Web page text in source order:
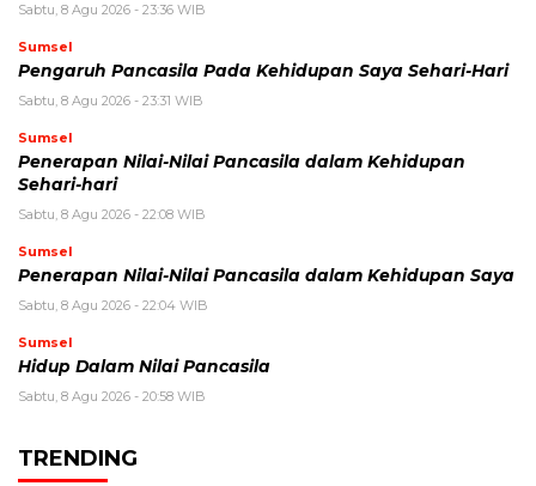
Sabtu, 8 Agu 2026 - 23:36 WIB
Sumsel
Pengaruh Pancasila Pada Kehidupan Saya Sehari-Hari
Sabtu, 8 Agu 2026 - 23:31 WIB
Sumsel
Penerapan Nilai-Nilai Pancasila dalam Kehidupan
Sehari-hari
Sabtu, 8 Agu 2026 - 22:08 WIB
Sumsel
Penerapan Nilai-Nilai Pancasila dalam Kehidupan Saya
Sabtu, 8 Agu 2026 - 22:04 WIB
Sumsel
Hidup Dalam Nilai Pancasila
Sabtu, 8 Agu 2026 - 20:58 WIB
TRENDING